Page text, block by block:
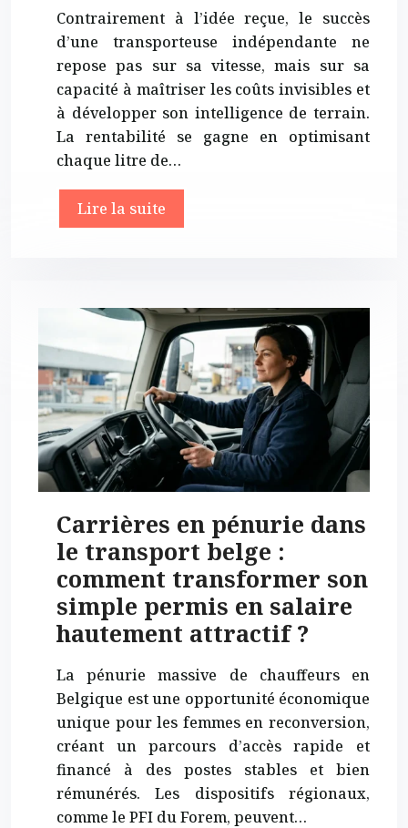
Contrairement à l’idée reçue, le succès
d’une transporteuse indépendante ne
repose pas sur sa vitesse, mais sur sa
capacité à maîtriser les coûts invisibles et
à développer son intelligence de terrain.
La rentabilité se gagne en optimisant
chaque litre de…
Lire la suite
Carrières en pénurie dans
le transport belge :
comment transformer son
simple permis en salaire
hautement attractif ?
La pénurie massive de chauffeurs en
Belgique est une opportunité économique
unique pour les femmes en reconversion,
créant un parcours d’accès rapide et
financé à des postes stables et bien
rémunérés. Les dispositifs régionaux,
comme le PFI du Forem, peuvent…